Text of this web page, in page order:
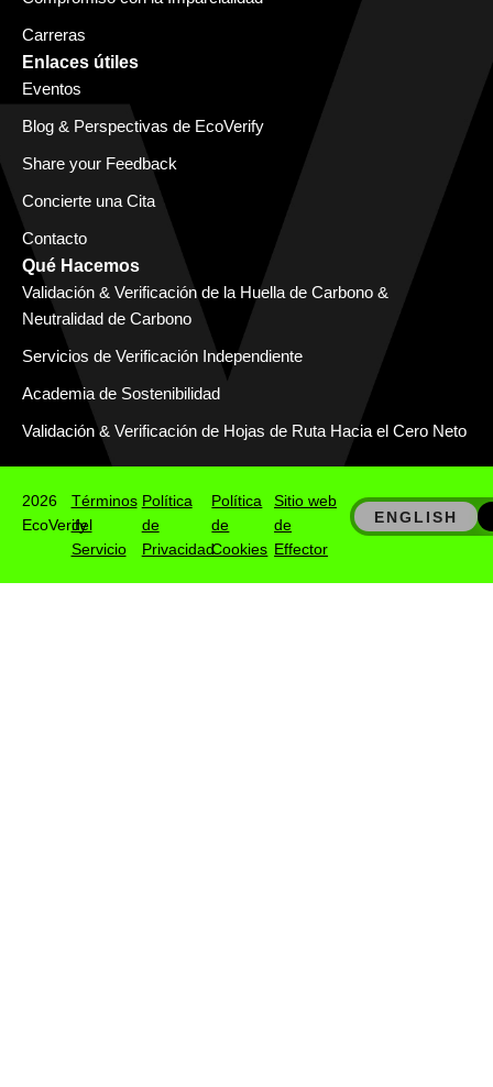
Carreras
Enlaces útiles
Eventos
Blog & Perspectivas de EcoVerify
Share your Feedback
Concierte una Cita
Contacto
Qué Hacemos
Validación & Verificación de la Huella de Carbono &
Neutralidad de Carbono
Servicios de Verificación Independiente
Academia de Sostenibilidad
Validación & Verificación de Hojas de Ruta Hacia el Cero Neto
2026
EcoVerify
Términos
del
Servicio
Política
de
Privacidad
Política
de
Cookies
Sitio web
de
Effector
ENGLISH